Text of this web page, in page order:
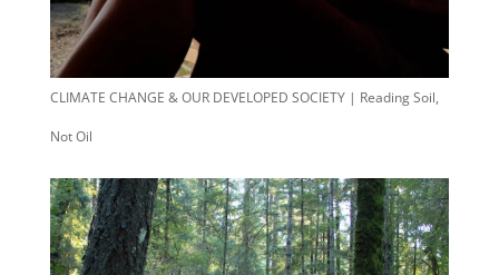
CLIMATE CHANGE & OUR DEVELOPED SOCIETY | Reading Soil,
Not Oil